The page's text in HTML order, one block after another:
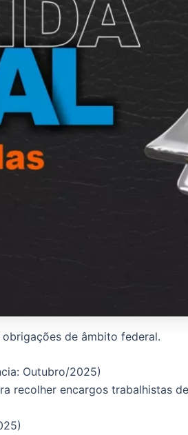
de âmbito federal.
Outubro/2025)
recolher encargos trabalhistas